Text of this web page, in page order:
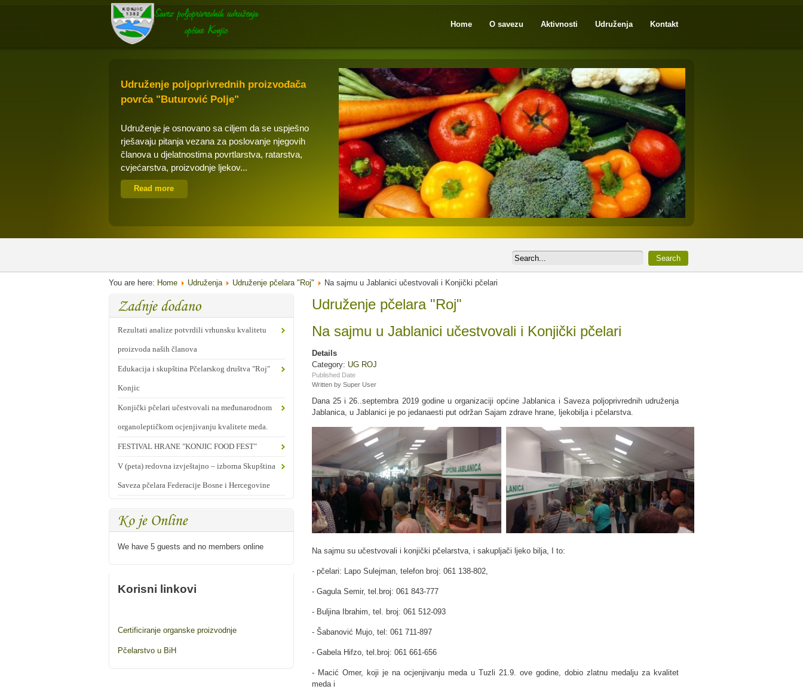
Home O savezu Aktivnosti Udruženja Kontakt
Udruženje poljoprivrednih proizvođača
povrća "Buturović Polje"
Udruženje je osnovano sa ciljem da se uspješno
rješavaju pitanja vezana za poslovanje njegovih
članova u djelatnostima povrtlarstva, ratarstva,
cvjećarstva, proizvodnje ljekov...
Read more
You are here: Home Udruženja Udruženje pčelara "Roj" Na sajmu u Jablanici učestvovali i Konjički pčelari
Rezultati analize potvrdili vrhunsku kvalitetu
proizvoda naših članova
Edukacija i skupština Pčelarskog društva "Roj"
Konjic
Konjički pčelari učestvovali na međunarodnom
organoleptičkom ocjenjivanju kvalitete meda.
FESTIVAL HRANE "KONJIC FOOD FEST"
V (peta) redovna izvještajno – izborna Skupština
Saveza pčelara Federacije Bosne i Hercegovine
We have 5 guests and no members online
Korisni linkovi
Certificiranje organske proizvodnje
Pčelarstvo u BiH
Udruženje pčelara "Roj"
Na sajmu u Jablanici učestvovali i Konjički pčelari
Details
Category: UG ROJ
Published Date
Written by Super User
Dana 25 i 26..septembra 2019 godine u organizaciji općine Jablanica i Saveza poljoprivrednih udruženja
Jablanica, u Jablanici je po jedanaesti put održan Sajam zdrave hrane, ljekobilja i pčelarstva.
Na sajmu su učestvovali i konjički pčelarstva, i sakupljači ljeko bilja, I to:
- pčelari: Lapo Sulejman, telefon broj: 061 138-802,
- Gagula Semir, tel.broj: 061 843-777
- Buljina Ibrahim, tel. broj: 061 512-093
- Šabanović Mujo, tel: 061 711-897
- Gabela Hifzo, tel.broj: 061 661-656
- Macić Omer, koji je na ocjenjivanju meda u Tuzli 21.9. ove godine, dobio zlatnu medalju za kvalitet
meda i